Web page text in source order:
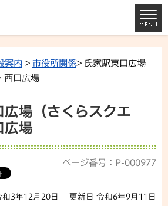
案内 > 市役所関係> 氏家駅東口広場
西口広場
広場（さくらスクエ
広場
ページ番号：P-000977
和3年12月20日 更新日 令和6年9月11日